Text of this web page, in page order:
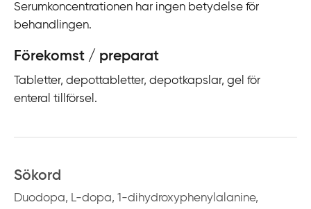
Serumkoncentrationen har ingen betydelse för
behandlingen.
Förekomst / preparat
Tabletter, depottabletter, depotkapslar, gel för
enteral tillförsel.
Sökord
Duodopa, L-dopa, 1-dihydroxyphenylalanine,